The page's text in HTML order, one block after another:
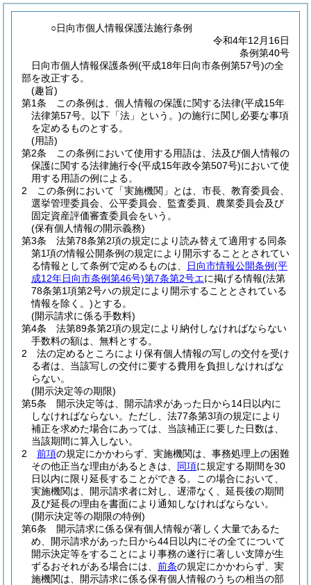
○日向市個人情報保護法施行条例
令和4年12月16日
条例第40号
日向市個人情報保護条例(平成18年日向市条例第57号)の全
部を改正する。
(趣旨)
第1条
この条例は、個人情報の保護に関する法律(平成15年
法律第57号。以下「法」という。)の施行に関し必要な事項
を定めるものとする。
(用語)
第2条
この条例において使用する用語は、法及び個人情報の
保護に関する法律施行令(平成15年政令第507号)において使
用する用語の例による。
2
この条例において「実施機関」とは、市長、教育委員会、
選挙管理委員会、公平委員会、監査委員、農業委員会及び
固定資産評価審査委員会をいう。
(保有個人情報の開示義務)
第3条
法第78条第2項の規定により読み替えて適用する同条
第1項の情報公開条例の規定により開示することとされてい
る情報として条例で定めるものは、
日向市情報公開条例(平
成12年日向市条例第46号)第7条第2号エに掲げる情報(法第
78条第1項第2号ハの規定により開示することとされている
情報を除く。)とする。
(開示請求に係る手数料)
第4条
法第89条第2項の規定により納付しなければならない
手数料の額は、無料とする。
2
法の定めるところにより保有個人情報の写しの交付を受け
る者は、当該写しの交付に要する費用を負担しなければな
らない。
(開示決定等の期限)
第5条
開示決定等は、開示請求があった日から14日以内に
しなければならない。 ただし、法77条第3項の規定により
補正を求めた場合にあっては、当該補正に要した日数は、
当該期間に算入しない。
2
前項の規定にかかわらず、実施機関は、事務処理上の困難
その他正当な理由があるときは、 同項に規定する期間を30
日以内に限り延長することができる。
この場合において、
実施機関は、開示請求者に対し、遅滞なく、延長後の期間
及び延長の理由を書面により通知しなければならない。
(開示決定等の期限の特例)
第6条
開示請求に係る保有個人情報が著しく大量であるた
め、開示請求があった日から44日以内にその全てについて
開示決定等をすることにより事務の遂行に著しい支障が生
ずるおそれがある場合には、 前条の規定にかかわらず、実
施機関は、開示請求に係る保有個人情報のうちの相当の部